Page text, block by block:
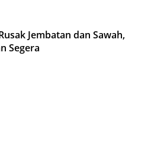
Jembatan dan Sawah,
Segera